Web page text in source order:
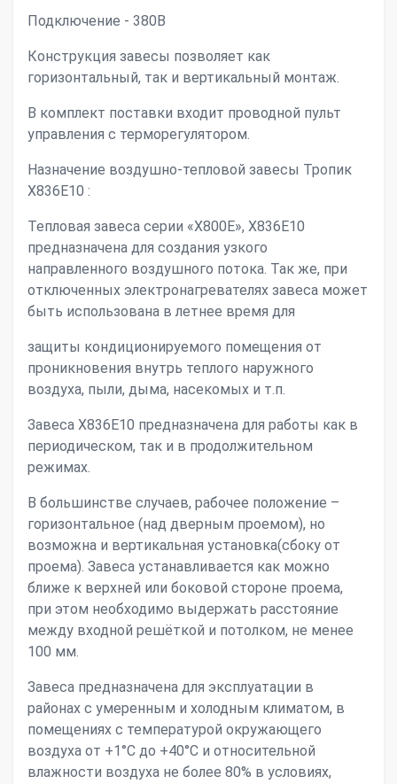
Подключение - 380В
Конструкция завесы позволяет как
горизонтальный, так и вертикальный монтаж.
В комплект поставки входит проводной пульт
управления с терморегулятором.
Назначение воздушно-тепловой завесы Тропик
X836Е10 :
Тепловая завеса серии «Х800Е», X836Е10
предназначена для создания узкого
направленного воздушного потока. Так же, при
отключенных электронагревателях завеса может
быть использована в летнее время для
защиты кондиционируемого помещения от
проникновения внутрь теплого наружного
воздуха, пыли, дыма, насекомых и т.п.
Завеса X836Е10 предназначена для работы как в
периодическом, так и в продолжительном
режимах.
В большинстве случаев, рабочее положение –
горизонтальное (над дверным проемом), но
возможна и вертикальная установка(сбоку от
проема). Завеса устанавливается как можно
ближе к верхней или боковой стороне проема,
при этом необходимо выдержать расстояние
между входной решёткой и потолком, не менее
100 мм.
Завеса предназначена для эксплуатации в
районах с умеренным и холодным климатом, в
помещениях с температурой окружающего
воздуха от +1°С до +40°С и относительной
влажности воздуха не более 80% в условиях,